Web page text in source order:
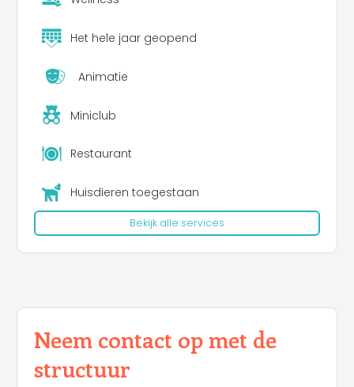
Het hele jaar geopend
Animatie
Miniclub
Restaurant
Huisdieren toegestaan
Bekijk alle services
Neem contact op met de
structuur